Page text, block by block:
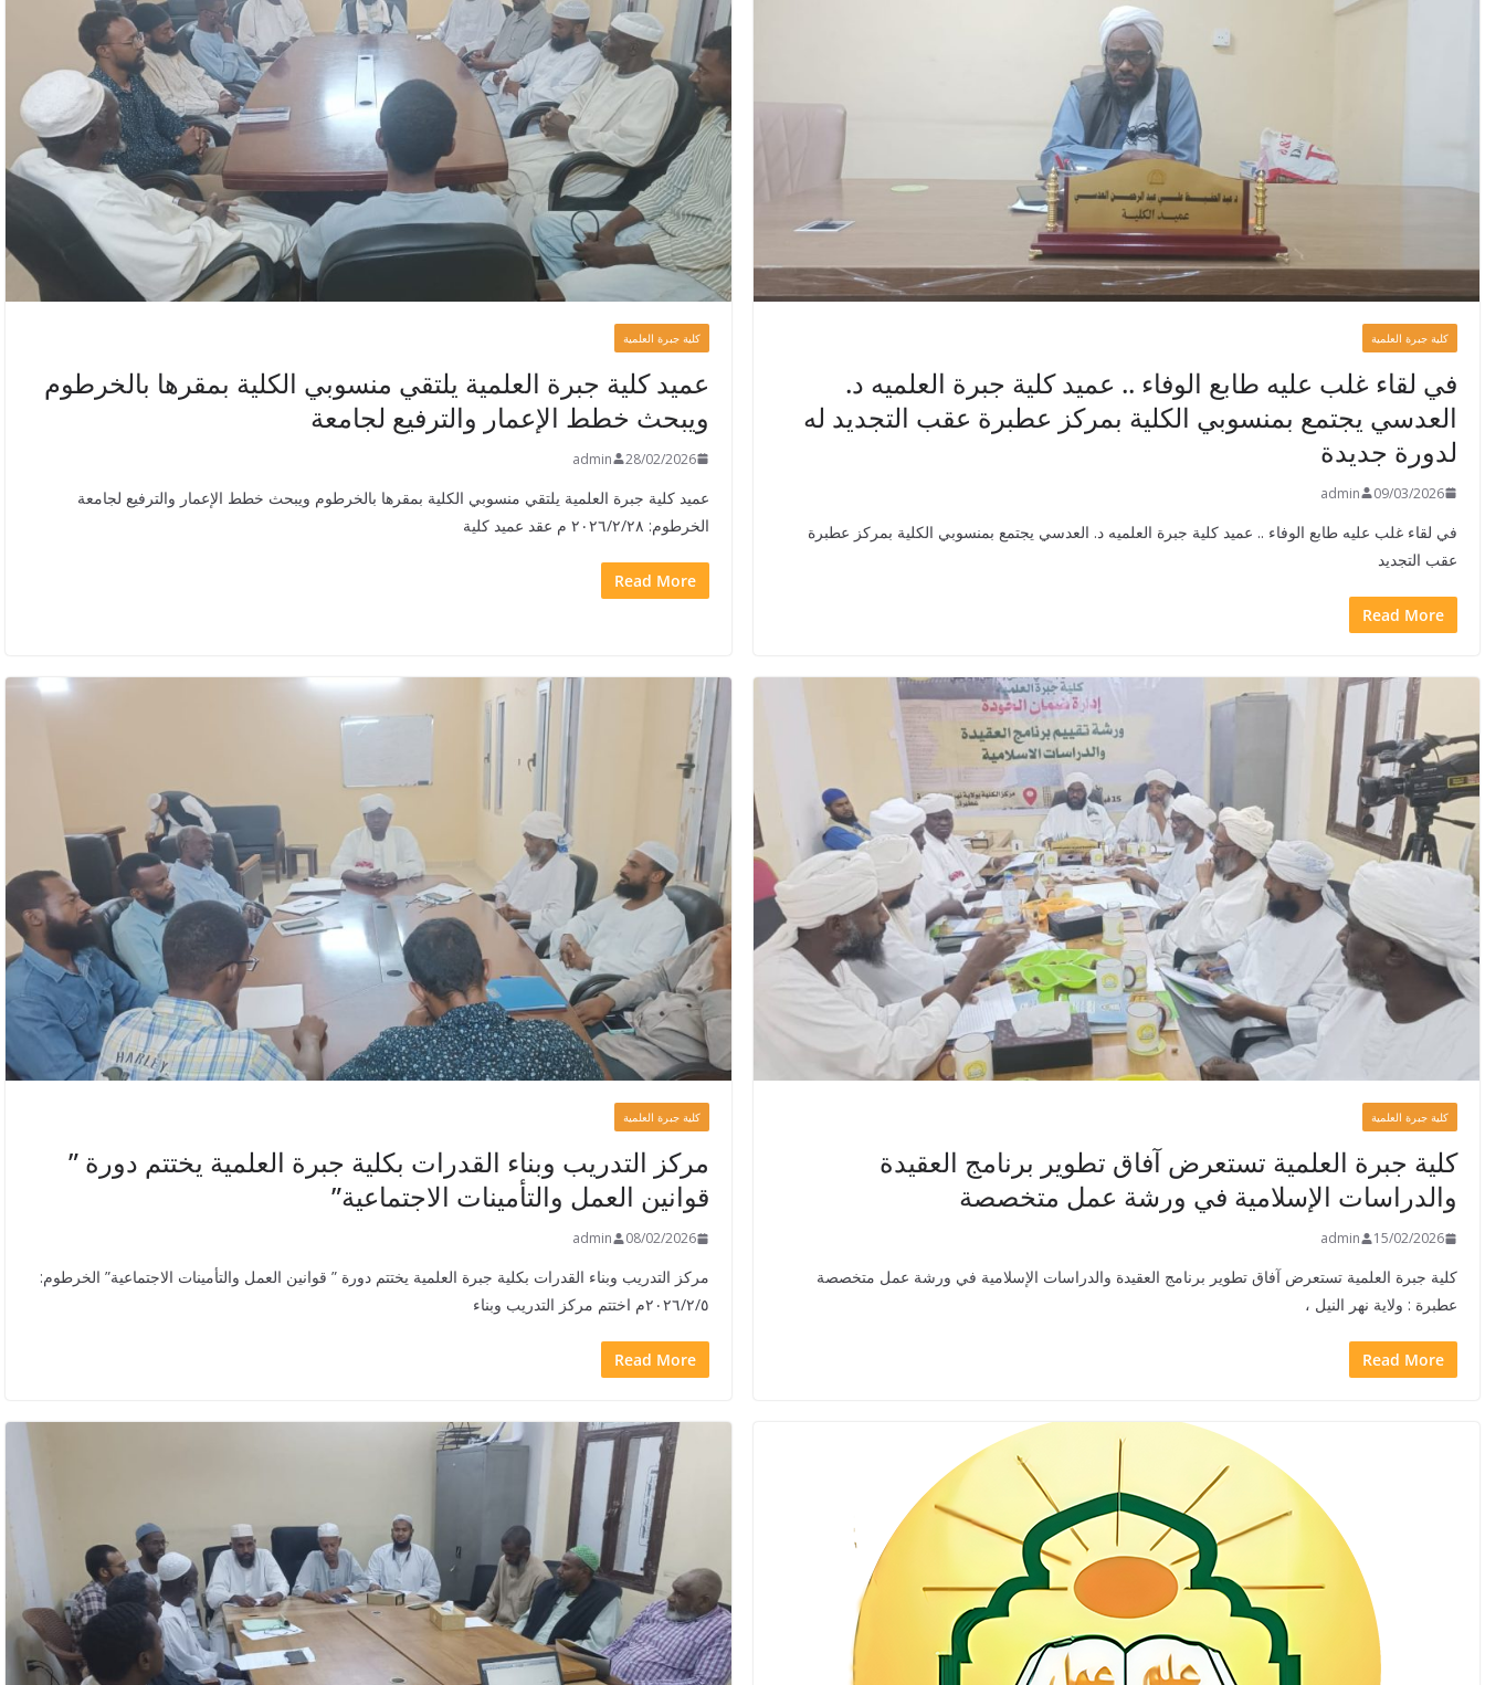
كلية جبرة العلمية
في لقاء غلب عليه طابع الوفاء .. عميد كلية جبرة العلميه د.
العدسي يجتمع بمنسوبي الكلية بمركز عطبرة عقب التجديد له
لدورة جديدة
09/03/2026
admin
في لقاء غلب عليه طابع الوفاء .. عميد كلية جبرة العلميه د. العدسي يجتمع بمنسوبي الكلية بمركز عطبرة
عقب التجديد
Read More
كلية جبرة العلمية
عميد كلية جبرة العلمية يلتقي منسوبي الكلية بمقرها بالخرطوم
ويبحث خطط الإعمار والترفيع لجامعة
28/02/2026
admin
عميد كلية جبرة العلمية يلتقي منسوبي الكلية بمقرها بالخرطوم ويبحث خطط الإعمار والترفيع لجامعة
الخرطوم: ٢٠٢٦/٢/٢٨ م عقد عميد كلية
Read More
كلية جبرة العلمية
كلية جبرة العلمية تستعرض آفاق تطوير برنامج العقيدة
والدراسات الإسلامية في ورشة عمل متخصصة
15/02/2026
admin
كلية جبرة العلمية تستعرض آفاق تطوير برنامج العقيدة والدراسات الإسلامية في ورشة عمل متخصصة
عطبرة : ولاية نهر النيل ،
Read More
كلية جبرة العلمية
مركز التدريب وبناء القدرات بكلية جبرة العلمية يختتم دورة ”
قوانين العمل والتأمينات الاجتماعية”
08/02/2026
admin
مركز التدريب وبناء القدرات بكلية جبرة العلمية يختتم دورة ” قوانين العمل والتأمينات الاجتماعية” الخرطوم:
٢٠٢٦/٢/٥م اختتم مركز التدريب وبناء
Read More